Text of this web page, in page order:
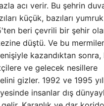
acı verir. Bu şehrin
küçük, bazıları
beri çevrili bir şehir
düştü. Ve bu mermiler
kazandıktan sonra,
ve gelecek nesillere
gizler. 1992 ve 1995
insanlar dış